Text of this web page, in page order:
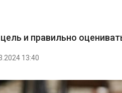
и правильно
13:40